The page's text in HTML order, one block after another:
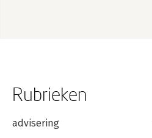
Rubrieken
advisering